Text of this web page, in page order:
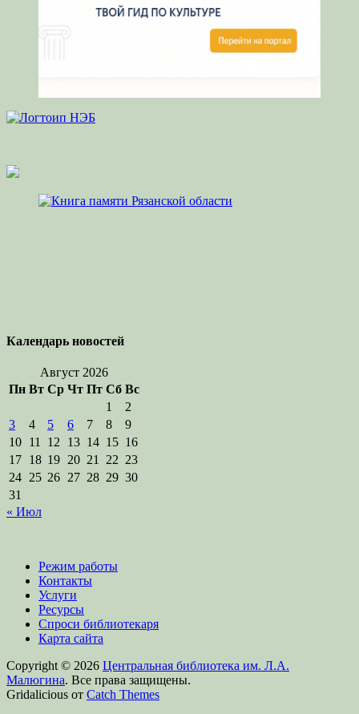
Календарь новостей
Август 2026
Пн Вт Ср Чт Пт Сб Вс
1
2
3
4 5 6 7 8
9
10 11 12 13 14 15 16
17 18 19 20 21 22 23
24 25 26 27 28 29 30
31
« Июл
Режим работы
Контакты
Услуги
Ресурсы
Спроси библиотекаря
Карта сайта
Copyright © 2026 Центральная библиотека им. Л.А.
Малюгина. Все права защищены.
Gridalicious от Catch Themes